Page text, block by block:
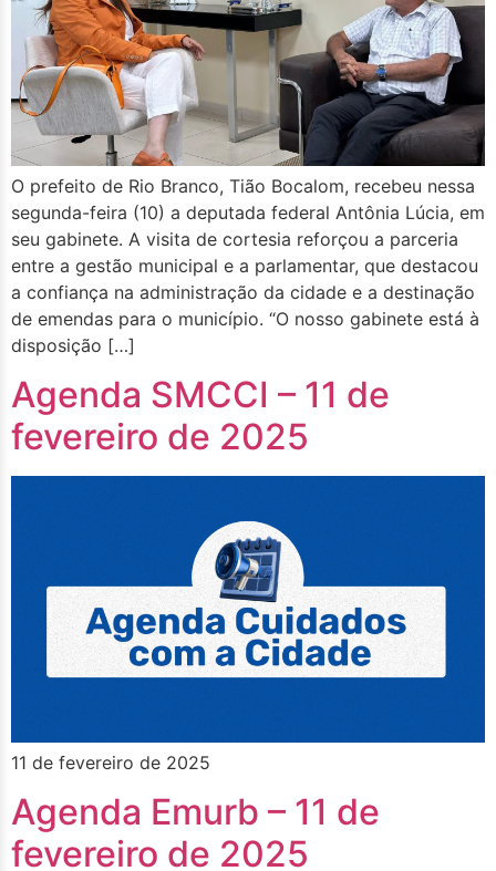
O prefeito de Rio Branco, Tião Bocalom, recebeu nessa
segunda-feira (10) a deputada federal Antônia Lúcia, em
seu gabinete. A visita de cortesia reforçou a parceria
entre a gestão municipal e a parlamentar, que destacou
a confiança na administração da cidade e a destinação
de emendas para o município. “O nosso gabinete está à
disposição […]
Agenda SMCCI – 11 de
fevereiro de 2025
11 de fevereiro de 2025
Agenda Emurb – 11 de
fevereiro de 2025